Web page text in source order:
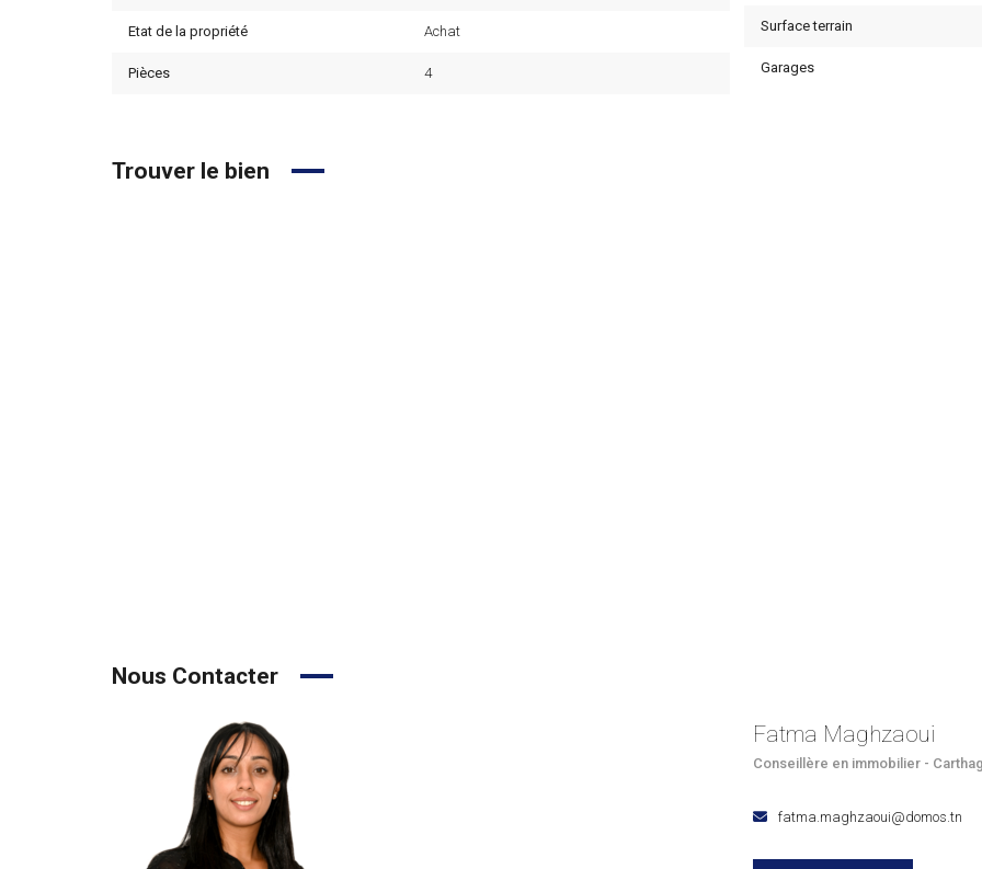
Etat de la propriété Achat
Pièces 4
Surface terrain
Garages
Trouver le bien
Nous Contacter
Fatma Maghzaoui
Conseillère en immobilier -
fatma.maghzaoui@domos.tn